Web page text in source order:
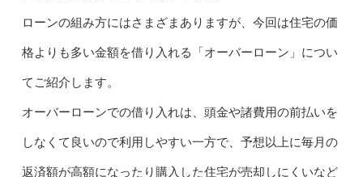
ローンの組み方にはさまざまありますが、今回は住宅の価
格よりも多い金額を借り入れる「オーバーローン」につい
てご紹介します。
オーバーローンでの借り入れは、頭金や諸費用の前払いを
しなくて良いので利用しやすい一方で、予想以上に毎月の
返済額が高額になったり購入した住宅が売却しにくいなど